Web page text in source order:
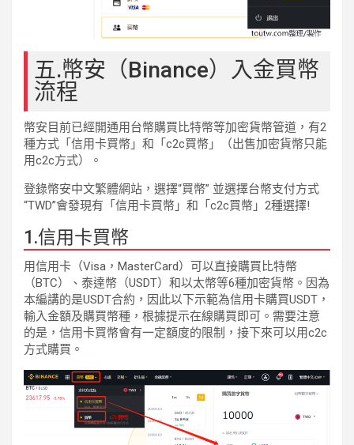
五.幣安（Binance）入金買幣
流程
幣安目前已經開通用台幣購買比特幣等加密貨幣管道，有2
種方式「信用卡買幣」和「c2c買幣」（出售加密貨幣只能
用c2c方式）。
登錄幣安中文繁體網站，選擇“買幣” 並選擇台幣支付方式
“TWD”會發現有「信用卡買幣」和「c2c買幣」2種選擇!
1.信用卡買幣
用信用卡（Visa，MasterCard）可以直接購買比特幣
（BTC）、泰達幣（USDT）和以太幣等6種加密貨幣。因為
本編講的是USDT合約，因此以下示範為信用卡購買USDT，
輸入金額及購買幣種，根據提示在線購買即可。需要注意
的是，信用卡買幣會有一定額度的限制，接下來可以用c2c
方式購買。